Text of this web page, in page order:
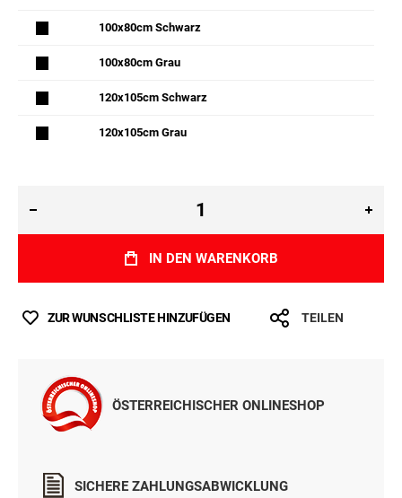
100x80cm Schwarz
100x80cm Grau
120x105cm Schwarz
120x105cm Grau
IN DEN WARENKORB
ZUR WUNSCHLISTE HINZUFÜGEN TEILEN
ÖSTERREICHISCHER ONLINESHOP
SICHERE ZAHLUNGSABWICKLUNG